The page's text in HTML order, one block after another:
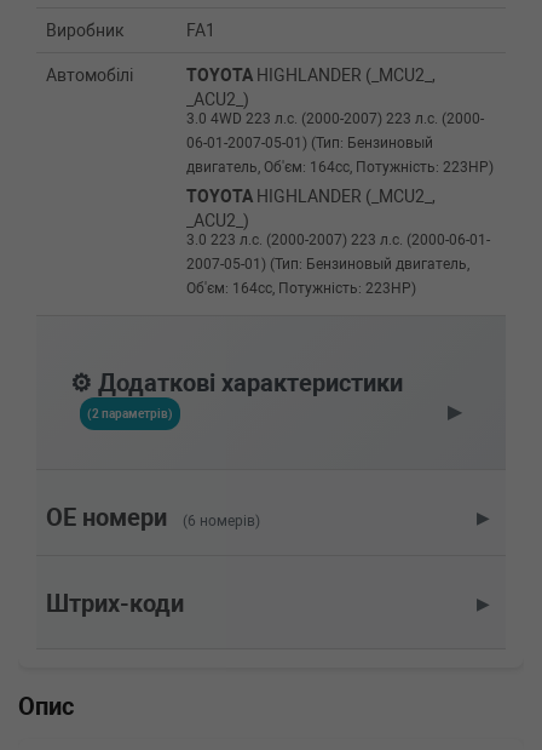
Виробник FA1
Автомобілі TOYOTA HIGHLANDER (_MCU2_,
_ACU2_)
3.0 4WD 223 л.с. (2000-2007) 223 л.с. (2000-
06-01-2007-05-01) (Тип: Бензиновый
двигатель, Об'єм: 164cc, Потужність: 223HP)
TOYOTA HIGHLANDER (_MCU2_,
_ACU2_)
3.0 223 л.с. (2000-2007) 223 л.с. (2000-06-01-
2007-05-01) (Тип: Бензиновый двигатель,
Об'єм: 164cc, Потужність: 223HP)
⚙️ Додаткові характеристики
(2 параметрів) ▶
OE номери (6 номерів) ▶
Штрих-коди ▶
Опис